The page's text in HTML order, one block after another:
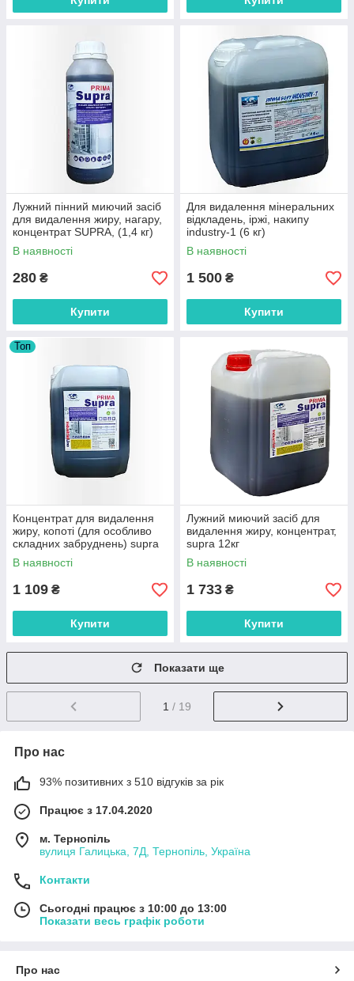
Лужний пінний миючий засіб
для видалення жиру, нагару,
концентрат SUPRA, (1,4 кг)
В наявності
280 ₴
Купити
Для видалення мінеральних
відкладень, іржі, накипу
industry-1 (6 кг)
В наявності
1 500 ₴
Купити
Топ
Концентрат для видалення
жиру, копоті (для особливо
складних забруднень) supra
(6,50 кг)
В наявності
1 109 ₴
Купити
Лужний миючий засіб для
видалення жиру, концентрат,
supra 12кг
В наявності
1 733 ₴
Купити
Показати ще
1 / 19
Про нас
93% позитивних з 510 відгуків за рік
Працює з 17.04.2020
м. Тернопіль
вулиця Галицька, 7Д, Тернопіль, Україна
Контакти
Сьогодні працює з 10:00 до 13:00
Показати весь графік роботи
Про нас